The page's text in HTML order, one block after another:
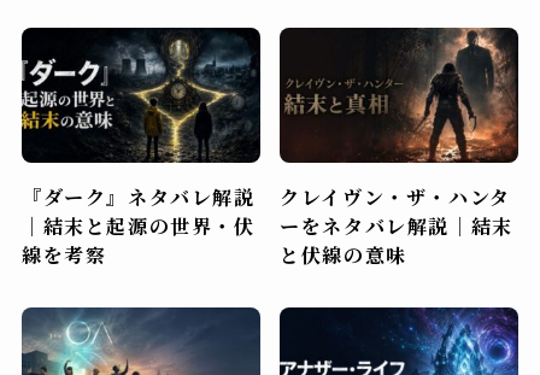
『ダーク』ネタバレ解説
｜結末と起源の世界・伏
線を考察
クレイヴン・ザ・ハンタ
ーをネタバレ解説｜結末
と伏線の意味